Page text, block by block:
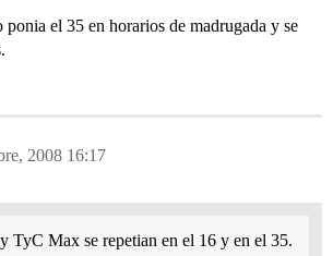
ponia el 35 en horarios de madrugada y se
2008 16:17
TyC Max se repetian en el 16 y en el 35.